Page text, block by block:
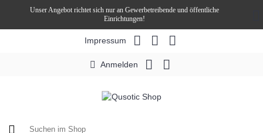
Unser Angebot richtet sich nur an Gewerbetreibende und öffentliche
Einrichtungen!
Impressum
Anmelden